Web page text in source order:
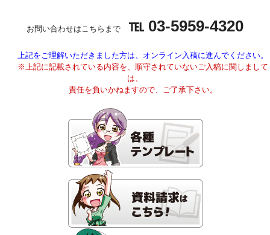
お問い合わせはこちらまで ℡ 03-5959-4320
上記をご理解いただきました方は、オンライン入稿に進んでください。
※上記に記載されている内容を、順守されていないご入稿に関しまして
は、
責任を負いかねますので、ご了承下さい。